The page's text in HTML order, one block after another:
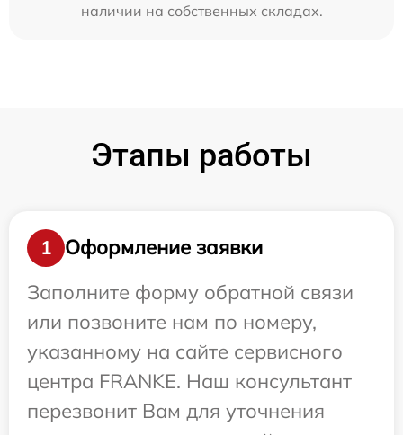
наличии на собственных складах.
Этапы работы
1
Оформление заявки
Заполните форму обратной связи
или позвоните нам по номеру,
указанному на сайте сервисного
центра FRANKE. Наш консультант
перезвонит Вам для уточнения